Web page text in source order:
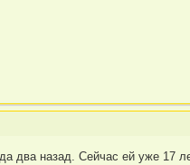
два назад. Сейчас ей уже 17